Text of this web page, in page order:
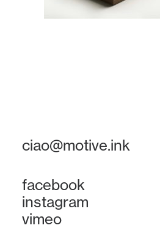
ciao@motive.ink
facebook
instagram
vimeo